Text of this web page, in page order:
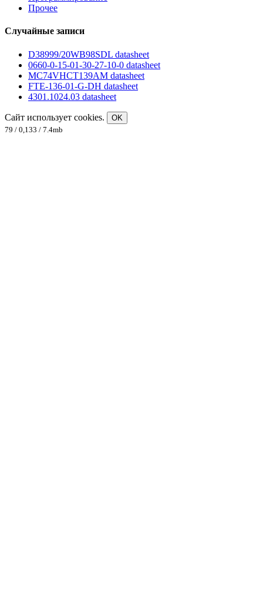
Прочее
Случайные записи
D38999/20WB98SDL datasheet
0660-0-15-01-30-27-10-0 datasheet
MC74VHCT139AM datasheet
FTE-136-01-G-DH datasheet
4301.1024.03 datasheet
Сайт использует cookies.
OK
79 / 0,133 / 7.4mb